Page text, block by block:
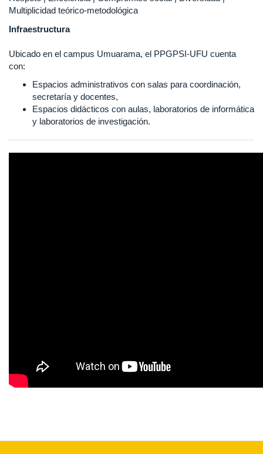
Multiplicidad teórico-metodológica
Infraestructura
Ubicado en el campus Umuarama, el PPGPSI-UFU cuenta
con:
Espacios administrativos con salas para coordinación,
secretaría y docentes,
Espacios didácticos con aulas, laboratorios de informática
y laboratorios de investigación.